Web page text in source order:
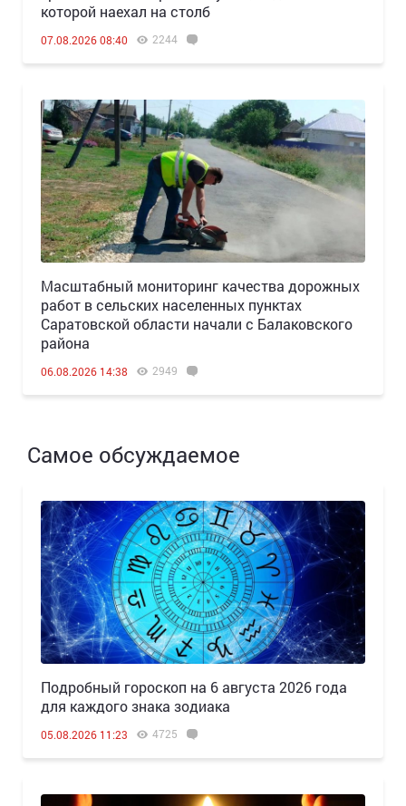
которой наехал на столб
07.08.2026 08:40 2244
Масштабный мониторинг качества дорожных
работ в сельских населенных пунктах
Саратовской области начали с Балаковского
района
06.08.2026 14:38 2949
Самое обсуждаемое
Подробный гороскоп на 6 августа 2026 года
для каждого знака зодиака
05.08.2026 11:23 4725